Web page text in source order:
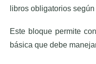
libros obligatorios
Este bloque permite
básica que debe